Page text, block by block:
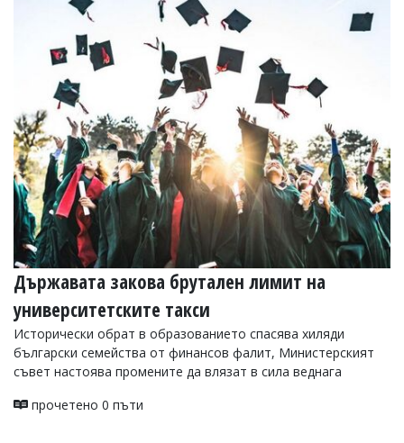
Държавата закова брутален лимит на
университетските такси
Исторически обрат в образованието спасява хиляди
български семейства от финансов фалит, Министерският
съвет настоява промените да влязат в сила веднага
прочетено 0 пъти